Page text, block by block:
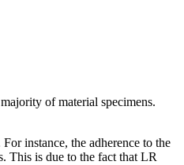
of material specimens.
instance, the adherence to the
This is due to the fact that LR